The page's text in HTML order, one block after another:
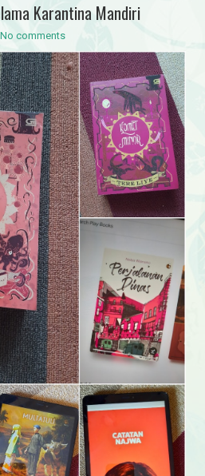
Karantina Mandiri
No comments